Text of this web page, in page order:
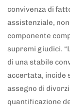
convivenza di
assistenziale,
componente
supremi giudici.
di una stabile
accertata, incide
assegno di
quantificazione